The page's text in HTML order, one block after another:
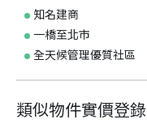
知名建商
一橋至北市
全天候管理優質社區
類似物件實價登錄